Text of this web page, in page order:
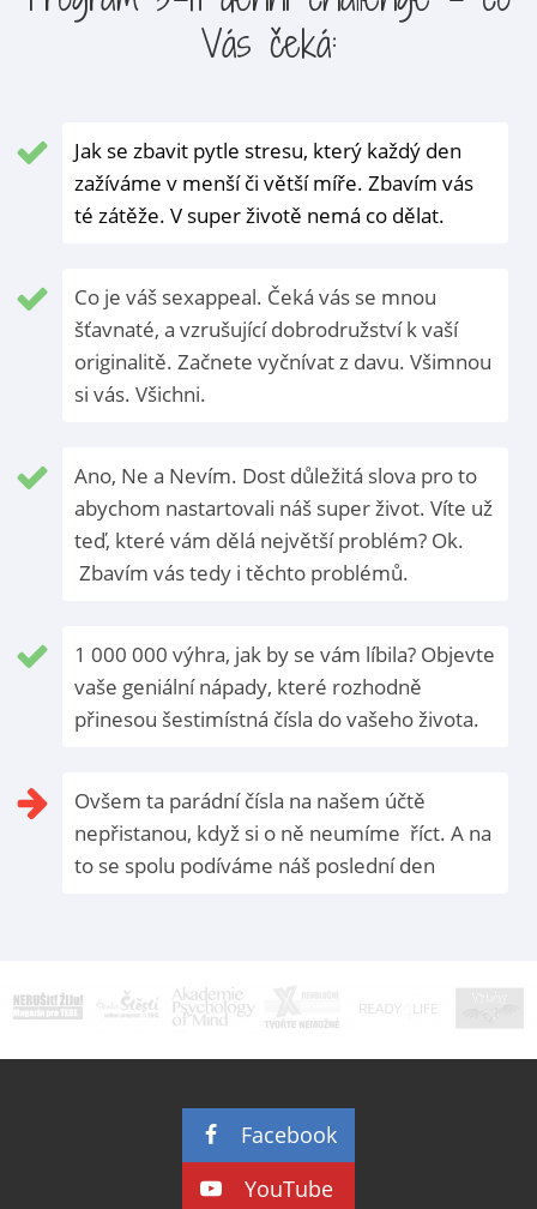
Vás čeká:
Jak se zbavit pytle stresu, který každý den
zažíváme v menší či větší míře. Zbavím vás
té zátěže. V super životě nemá co dělat.
Co je váš sexappeal. Čeká vás se mnou
šťavnaté, a vzrušující dobrodružství k vaší
originalitě. Začnete vyčnívat z davu. Všimnou
si vás. Všichni.
Ano, Ne a Nevím. Dost důležitá slova pro to
abychom nastartovali náš super život. Víte už
teď, které vám dělá největší problém? Ok.
Zbavím vás tedy i těchto problémů.
1 000 000 výhra, jak by se vám líbila? Objevte
vaše geniální nápady, které rozhodně
přinesou šestimístná čísla do vašeho života.
Ovšem ta parádní čísla na našem účtě
nepřistanou, když si o ně neumíme říct. A na
to se spolu podíváme náš poslední den
Facebook
YouTube